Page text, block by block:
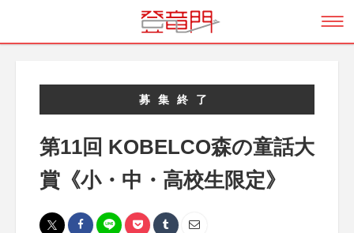
募集終了
第11回 KOBELCO森の童話大
賞《小・中・高校生限定》